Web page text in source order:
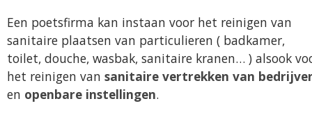
Een poetsfirma kan instaan voor het reinigen van
sanitaire plaatsen van particulieren ( badkamer,
toilet, douche, wasbak, sanitaire kranen… ) alsook
het reinigen van sanitaire vertrekken van
en openbare instellingen.